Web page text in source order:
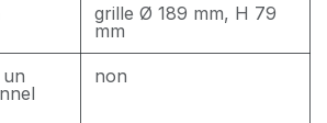
grille Ø 189 mm, H 79
mm
non